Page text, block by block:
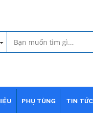
PHỤ TÙNG TIN TỨC